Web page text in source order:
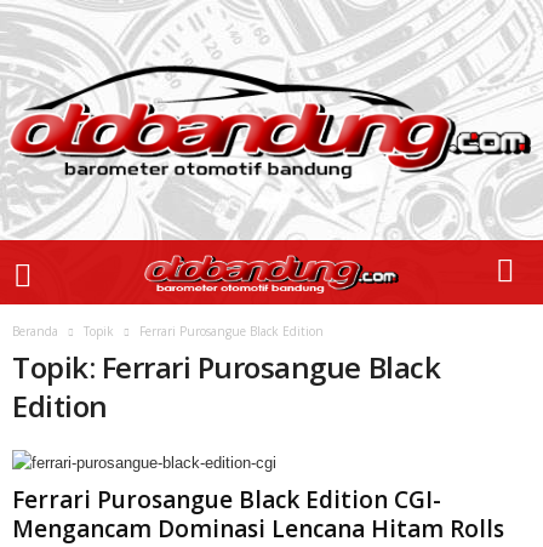
Beranda Topik Ferrari Purosangue Black Edition
Topik: Ferrari Purosangue Black
Edition
Ferrari Purosangue Black Edition CGI-
Mengancam Dominasi Lencana Hitam Rolls